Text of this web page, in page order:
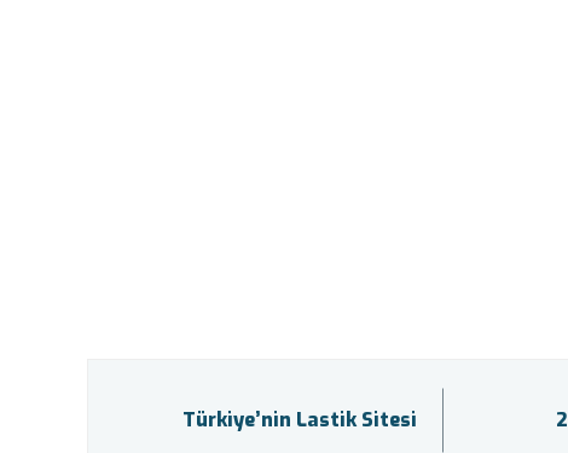
Türkiye’nin Lastik Sitesi